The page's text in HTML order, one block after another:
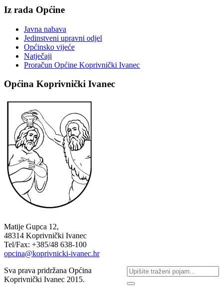
Iz rada Općine
Javna nabava
Jedinstveni upravni odjel
Općinsko vijeće
Natječaji
Proračun Općine Koprivnički Ivanec
Općina Koprivnički Ivanec
Matije Gupca 12,
48314 Koprivnički Ivanec
Tel/Fax: +385/48 638-100
opcina@koprivnicki-ivanec.hr
Sva prava pridržana Općina
Koprivnički Ivanec 2015.